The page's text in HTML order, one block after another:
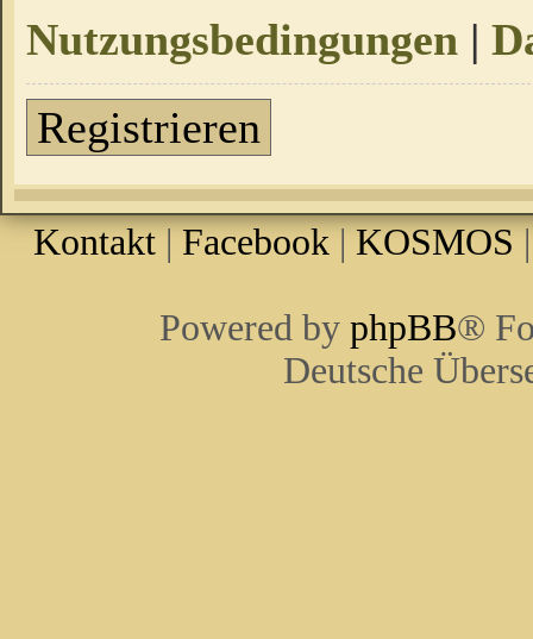
Nutzungsbedingungen |
Registrieren
Kontakt | Facebook | KOSMOS
Powered by phpBB®
Deutsche